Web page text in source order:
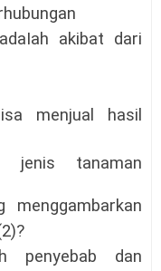
akibat dari
menjual hasil
jenis tanaman
penyebab dan